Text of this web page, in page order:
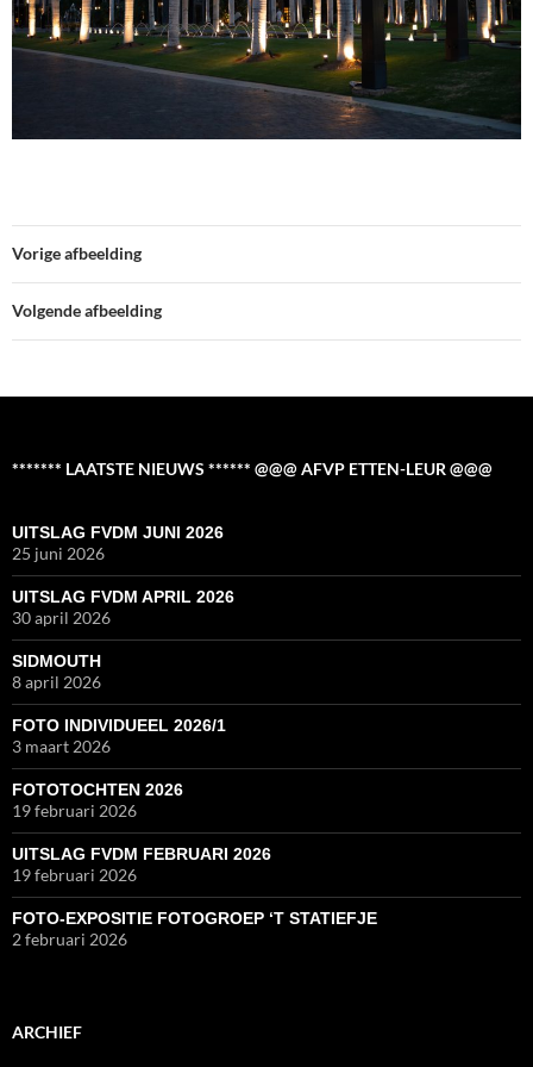
Vorige afbeelding
Volgende afbeelding
******* LAATSTE NIEUWS ****** @@@ AFVP ETTEN-LEUR @@@
UITSLAG FVDM JUNI 2026
25 juni 2026
UITSLAG FVDM APRIL 2026
30 april 2026
SIDMOUTH
8 april 2026
FOTO INDIVIDUEEL 2026/1
3 maart 2026
FOTOTOCHTEN 2026
19 februari 2026
UITSLAG FVDM FEBRUARI 2026
19 februari 2026
FOTO-EXPOSITIE FOTOGROEP ‘T STATIEFJE
2 februari 2026
ARCHIEF